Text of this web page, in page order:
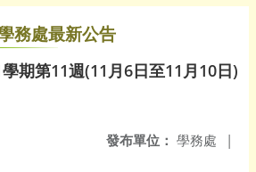
務處最新公告
期第11週(11月6日至11月10日)
發布單位： 學務處 |